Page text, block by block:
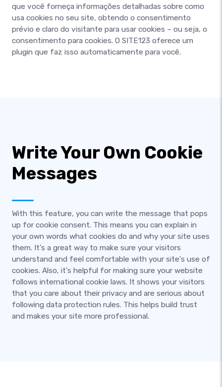
que você forneça informações detalhadas sobre como
usa cookies no seu site, obtendo o consentimento
prévio e claro do visitante para usar cookies – ou seja, o
consentimento para cookies. O SITE123 oferece um
plugin que faz isso automaticamente para você.
Write Your Own Cookie
Messages
With this feature, you can write the message that pops
up for cookie consent. This means you can explain in
your own words what cookies do and why your site uses
them. It's a great way to make sure your visitors
understand and feel comfortable with your site's use of
cookies. Also, it's helpful for making sure your website
follows international cookie laws. It shows your visitors
that you care about their privacy and are serious about
following data protection rules. This helps build trust
and makes your site more professional.